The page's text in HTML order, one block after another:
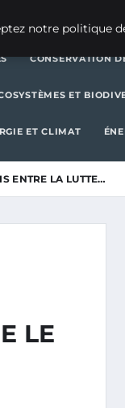
CONSERVATION
ET
ET CLIMAT
ENTRE LA LUTTE…
LE
notre politique